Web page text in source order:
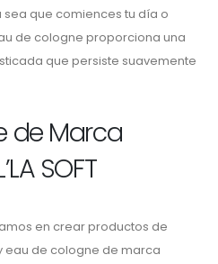
sea que comiences tu día o
de cologne proporciona una
que persiste suavemente
de Marca
SOFT
en crear productos de
de cologne de marca